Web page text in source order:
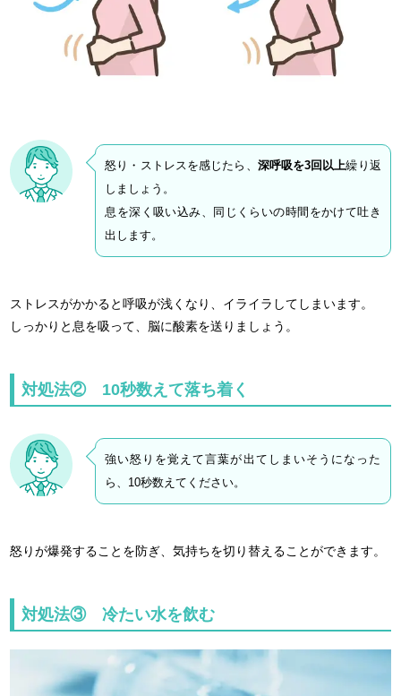
怒り・ストレスを感じたら、 深呼吸を3回以上繰り返
しましょう。
息を深く吸い込み、同じくらいの時間をかけて吐き
出します。
ストレスがかかると呼吸が浅くなり、イライラしてしまいます。
しっかりと息を吸って、脳に酸素を送りましょう。
対処法② 10秒数えて落ち着く
強い怒りを覚えて言葉が出てしまいそうになった
ら、10秒数えてください。
怒りが爆発することを防ぎ、気持ちを切り替えることができます。
対処法③ 冷たい水を飲む